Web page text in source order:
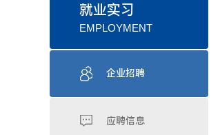
就业实习
EMPLOYMENT
企业招聘
应聘信息